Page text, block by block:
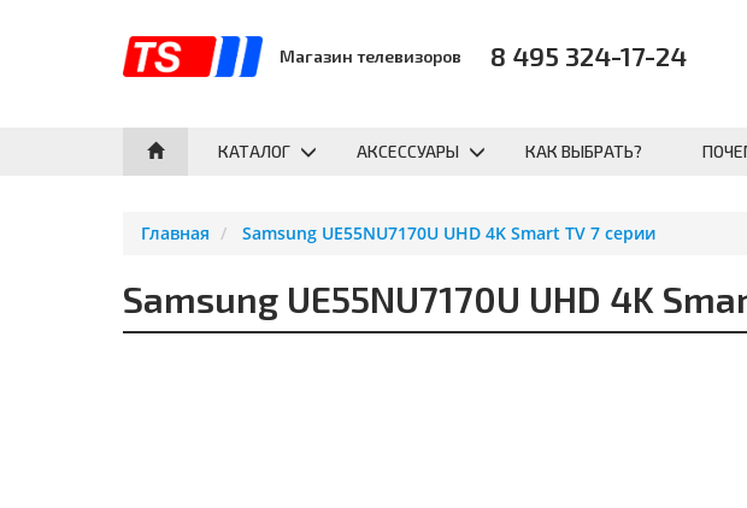
Магазин телевизоров 8 495 324-17-24
КАТАЛОГ АКСЕССУАРЫ КАК ВЫБРАТЬ?
Главная Samsung UE55NU7170U UHD 4K Smart TV 7 серии
Samsung UE55NU7170U UHD 4K